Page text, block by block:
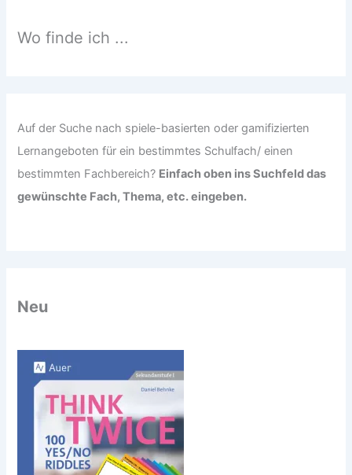
n
a
Wo finde ich ...
Auf der Suche nach spiele-basierten oder gamifizierten
Lernangeboten für ein bestimmtes Schulfach/ einen
bestimmten Fachbereich? Einfach oben ins Suchfeld das
gewünschte Fach, Thema, etc. eingeben.
Neu